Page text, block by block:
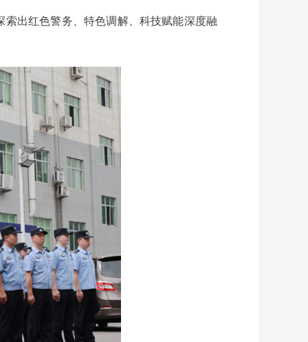
出红色警务、特色调解、科技赋能深度融